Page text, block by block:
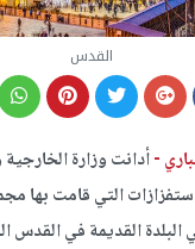
القدس
-أدانت وزارة
التي قامت بها
القديمة في القدس